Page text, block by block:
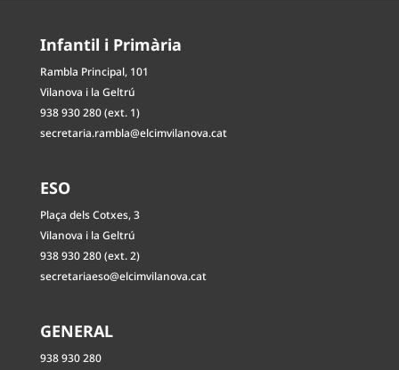
Infantil i Primària
Rambla Principal, 101
Vilanova i la Geltrú
938 930 280 (ext. 1)
secretaria.rambla@elcimvilanova.cat
ESO
Plaça dels Cotxes, 3
Vilanova i la Geltrú
938 930 280 (ext. 2)
secretariaeso@elcimvilanova.cat
GENERAL
938 930 280